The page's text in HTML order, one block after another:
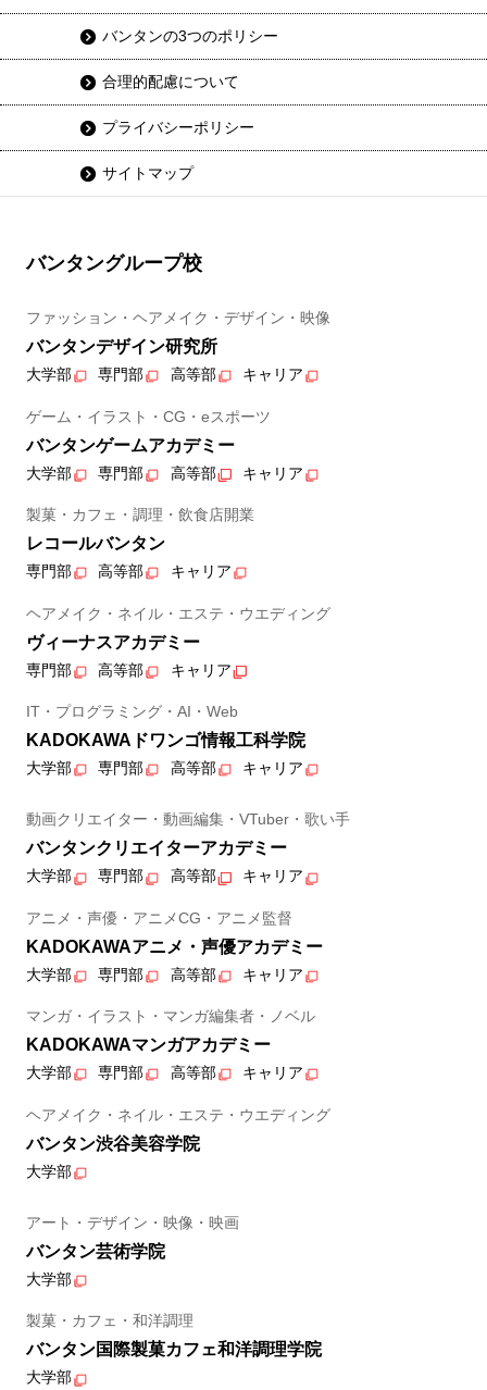
バンタンの3つのポリシー
合理的配慮について
プライバシーポリシー
サイトマップ
バンタングループ校
ファッション・ヘアメイク・デザイン・映像
バンタンデザイン研究所
大学部 専門部 高等部 キャリア
ゲーム・イラスト・CG・eスポーツ
バンタンゲームアカデミー
大学部 専門部 高等部 キャリア
製菓・カフェ・調理・飲食店開業
レコールバンタン
専門部 高等部 キャリア
ヘアメイク・ネイル・エステ・ウエディング
ヴィーナスアカデミー
専門部 高等部 キャリア
IT・プログラミング・AI・Web
KADOKAWAドワンゴ情報工科学院
大学部 専門部 高等部 キャリア
動画クリエイター・動画編集・VTuber・歌い手
バンタンクリエイターアカデミー
大学部 専門部 高等部 キャリア
アニメ・声優・アニメCG・アニメ監督
KADOKAWAアニメ・声優アカデミー
大学部 専門部 高等部 キャリア
マンガ・イラスト・マンガ編集者・ノベル
KADOKAWAマンガアカデミー
大学部 専門部 高等部 キャリア
ヘアメイク・ネイル・エステ・ウエディング
バンタン渋谷美容学院
大学部
アート・デザイン・映像・映画
バンタン芸術学院
大学部
製菓・カフェ・和洋調理
バンタン国際製菓カフェ和洋調理学院
大学部